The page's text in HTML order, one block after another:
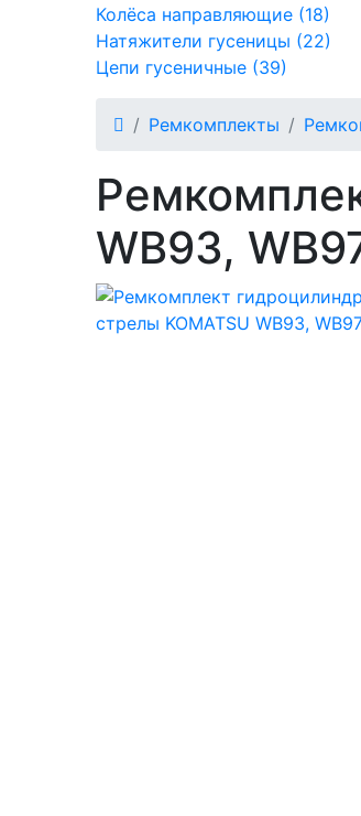
Колёса направляющие (18)
Натяжители гусеницы (22)
Цепи гусеничные (39)
Ремкомплекты
WB93,